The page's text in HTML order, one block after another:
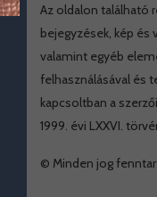
Az oldalon található
bejegyzések, kép és
valamint egyéb
felhasználásával és
kapcsoltban a
1999. évi LXXVI.
© Minden jog